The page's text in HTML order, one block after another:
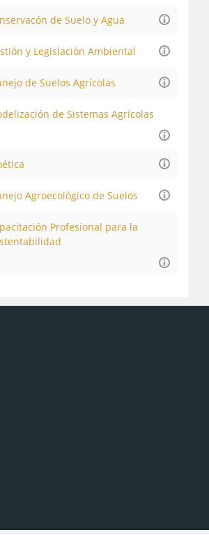
de Suelo y Agua
y Legislación Ambiental
de Suelos Agrícolas
de Sistemas Agrícolas
Agroecológico de Suelos
Profesional para la